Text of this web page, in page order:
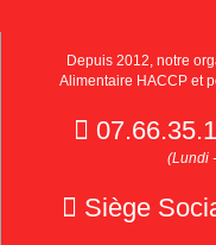
Depuis 2012, notre
Alimentaire HACCP et
(Lundi
Siège